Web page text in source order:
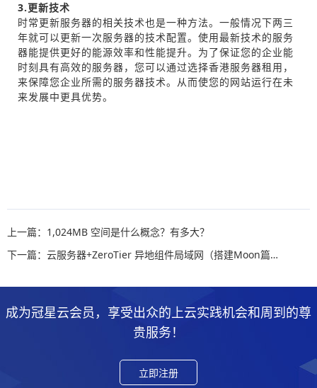
3.更新技术
时常更新服务器的相关技术也是一种方法。一般情况下两三
年就可以更新一次服务器的技术配置。使用最新技术的服务
器能提供更好的能源效率和性能提升。为了保证您的企业能
时刻具有高效的服务器，您可以通过选择香港服务器租用，
来保障您企业所需的服务器技术。从而使您的网站运行在未
来发展中更具优势。
上一篇：1,024MB 空间是什么概念？有多大？
下一篇：云服务器+ZeroTier 异地组件局域网（搭建Moon篇）
成为冠星云会员，享受出众的上云实践机会和周到的尊
贵服务！
立即注册